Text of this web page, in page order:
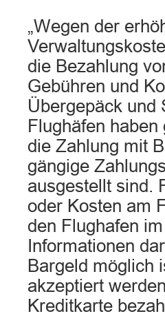
„Wegen der
die Bezahlung
Gebühren und
Übergepäck und
Flughäfen
die Zahlung mit
gängige
ausgestellt sind.
oder Kosten am
den Flughafen
Informationen
Bargeld möglich
akzeptiert
Kreditkarte